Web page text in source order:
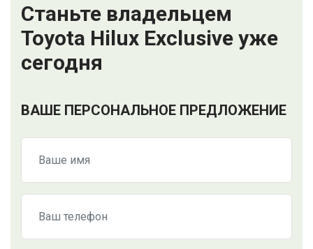
Станьте владельцем
Toyota Hilux Exclusive уже
сегодня
ВАШЕ ПЕРСОНАЛЬНОЕ ПРЕДЛОЖЕНИЕ